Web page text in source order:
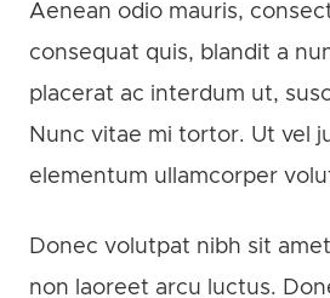
Aenean odio mauris,
consequat quis, blandit a
placerat ac interdum ut,
Nunc vitae mi tortor. Ut vel
elementum ullamcorper
Donec volutpat nibh sit
non laoreet arcu luctus.